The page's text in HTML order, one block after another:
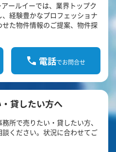
ールイーでは、業界トップク
経験豊かなプロフェッショナ
た物件情報のご提案、物件探
電話でお問合せ
貸したい方へ
所で売りたい・貸したい方、
ください。状況に合わせてご